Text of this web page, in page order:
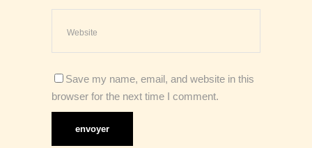
Save my name, email, and website in this
browser for the next time I comment.